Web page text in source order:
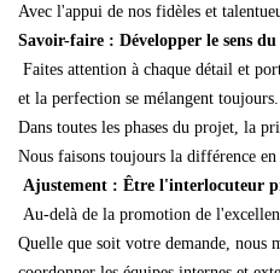
Avec l'appui de nos fidèles et
Savoir-faire : Développer le sens
Faites attention à chaque détail et
et la perfection se mélangent toujours.
Dans toutes les phases du projet, la
Nous faisons toujours la différence en
Ajustement : Être l'interlocuteur
Au-delà de la promotion de
Quelle que soit votre demande,